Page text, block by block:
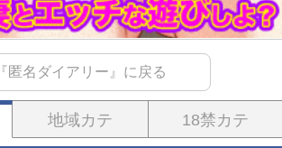
『匿名ダイアリー』に戻る
地域カテ 18禁カテ